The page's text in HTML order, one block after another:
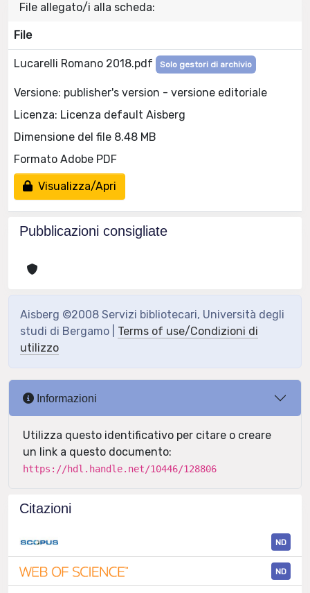
File allegato/i alla scheda:
File
Lucarelli Romano 2018.pdf Solo gestori di archivio
Versione: publisher's version - versione editoriale
Licenza: Licenza default Aisberg
Dimensione del file 8.48 MB
Formato Adobe PDF
Visualizza/Apri
Pubblicazioni consigliate
Aisberg ©2008 Servizi bibliotecari, Università degli
studi di Bergamo | Terms of use/Condizioni di
utilizzo
Informazioni
Utilizza questo identificativo per citare o creare
un link a questo documento:
https://hdl.handle.net/10446/128806
Citazioni
ND
ND